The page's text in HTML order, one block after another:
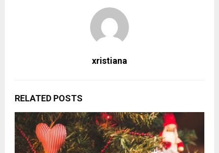
xristiana
RELATED POSTS